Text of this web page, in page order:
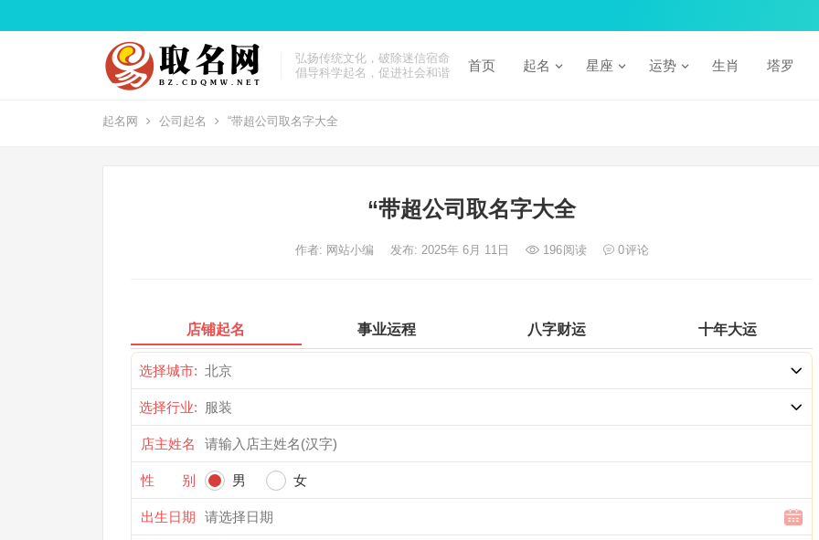
弘扬传统文化，破除迷信宿命
倡导科学起名，促进社会和谐
首页 起名 星座 运势 生肖 塔罗
起名网 公司起名 “带超公司取名字大全
“带超公司取名字大全
作者: 网站小编 发布: 2025年 6月 11日 196阅读 0评论
店铺起名 事业运程 八字财运 十年大运
选择城市:
选择行业:
店主姓名
性 别 男 女
出生日期